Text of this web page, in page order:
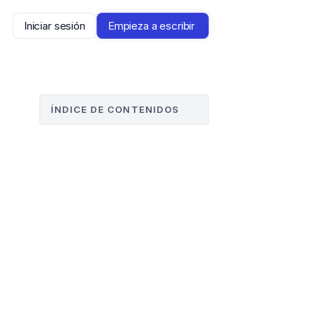
Iniciar sesión Empieza a escribir
ÍNDICE DE CONTENIDOS